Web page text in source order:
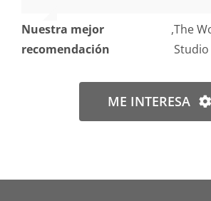
Nuestra mejor
recomendación
,The
Studio
ME INTERESA